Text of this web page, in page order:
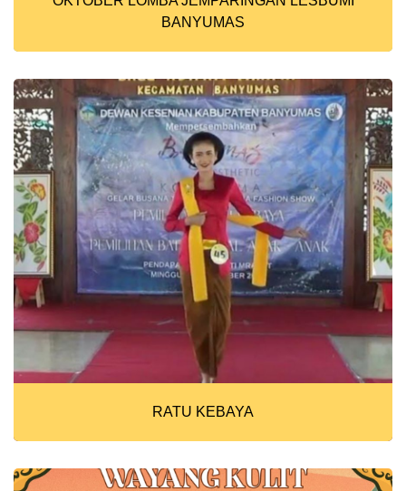
BANYUMAS
RATU KEBAYA